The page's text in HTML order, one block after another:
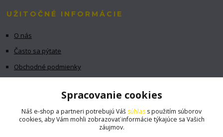
UŽITOČNÉ INFORMÁCIE
O nás
Často sa pýtate
Obchodné podmienky
Spracovanie cookies
Náš e-shop a partneri potrebujú Váš súhlas s použitím súborov
cookies, aby Vám mohli zobrazovať informácie týkajúce sa Vašich
záujmov.